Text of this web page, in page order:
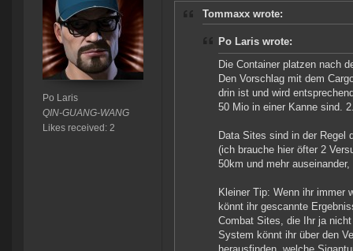
Po Laris
QIN-GUANG-WANG
Likes received: 2
Tommaxx wrote:
Po Laris wrote:
Die Container platzen nach
Den Vorschlag mit dem
drin ist und wird
50 Mio in einer Kanne sind.
Data Sites sind in der Regel
(ich brauche hier öfter 2
50km und mehr
Kleiner Tip: Wenn ihr immer
könnt ihr gescannte
Combat Sites, die Ihr ja
System könnt ihr über den